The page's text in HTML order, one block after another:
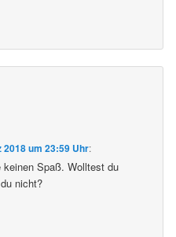
2018 um 23:59 Uhr:
Spaß. Wolltest du
nicht?